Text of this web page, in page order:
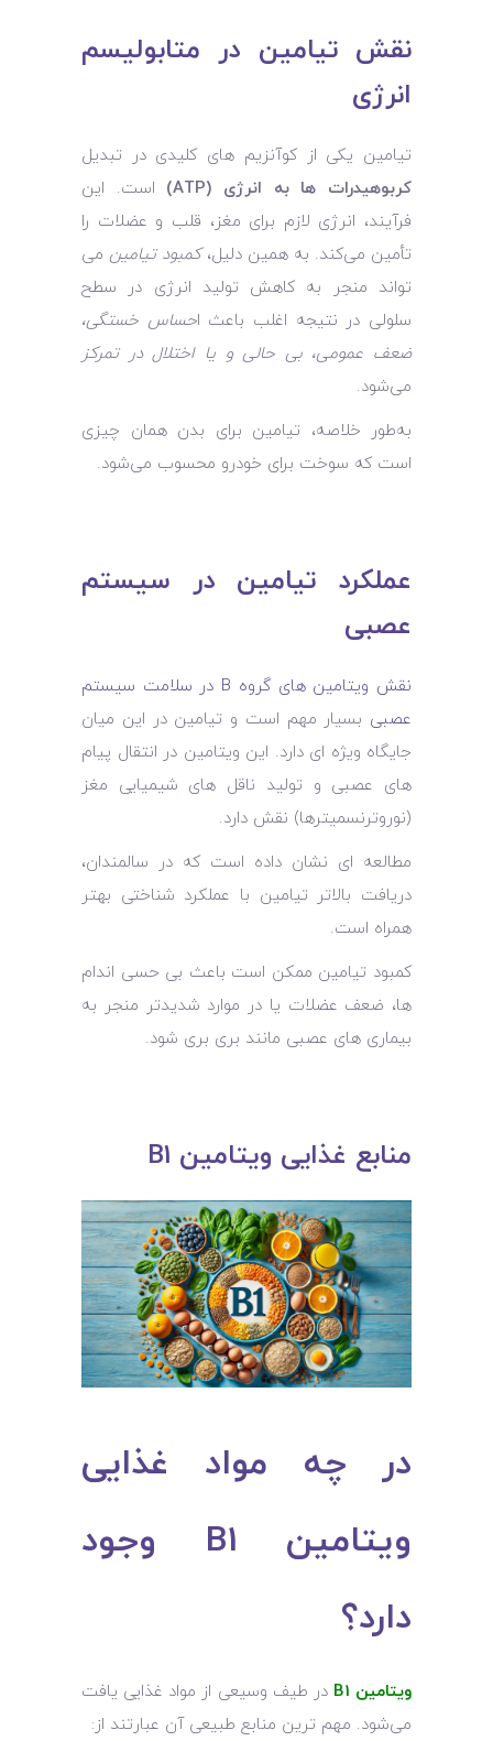
نقش تیامین در متابولیسم
انرژی
تیامین یکی از کوآنزیم‌ های کلیدی در تبدیل
کربوهیدرات‌ ها به انرژی (ATP)
است. این
فرآیند، انرژی لازم برای مغز، قلب و عضلات را
تأمین می‌کند. به همین دلیل،کمبود تیامین می
تواند منجر به کاهش تولید انرژی در سطح
سلولی در نتیجه اغلب باعث احساس خستگی،
ضعف عمومی، بی ‌حالی و یا اختلال در تمرکز
می‌شود.
به‌طور خلاصه، تیامین برای بدن همان چیزی
است که سوخت برای خودرو محسوب می‌شود.
عملکرد تیامین در سیستم
عصبی
نقش ویتامین ‌های گروه B در سلامت سیستم
عصبی بسیار مهم است و تیامین در این میان
جایگاه ویژه‌ ای دارد. این ویتامین در انتقال پیام
‌های عصبی و تولید ناقل‌ های شیمیایی مغز
(نوروترنسمیترها) نقش دارد.
مطالعه ‌ای نشان داده است که در سالمندان،
دریافت بالاتر تیامین با عملکرد شناختی بهتر
همراه است.
کمبود تیامین ممکن است باعث بی ‌حسی اندام‌
ها، ضعف عضلات یا در موارد شدیدتر منجر به
بیماری‌ های عصبی مانند بری ‌بری شود.
منابع غذایی ویتامین B1
در چه مواد غذایی
ویتامین B1 وجود
دارد؟
ویتامین B1
در طیف وسیعی از مواد غذایی یافت
می‌شود. مهم‌ ترین منابع طبیعی آن عبارتند از: